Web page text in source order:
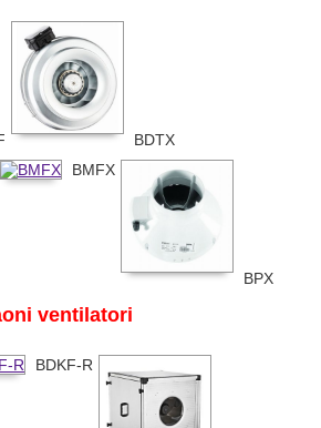
BDTX
BMFX
BPX
ventilatori
BDKF-R